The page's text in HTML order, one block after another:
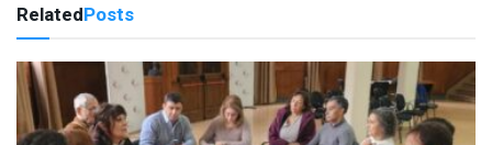
RelatedPosts